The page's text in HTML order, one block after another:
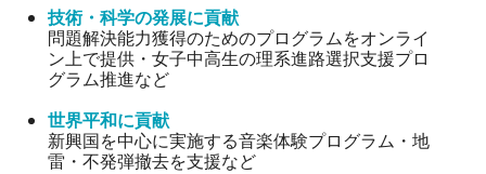
技術・科学の発展に貢献
問題解決能力獲得のためのプログラムをオンライ
ン上で提供・女子中高生の理系進路選択支援プロ
グラム推進など
世界平和に貢献
新興国を中心に実施する音楽体験プログラム・地
雷・不発弾撤去を支援など